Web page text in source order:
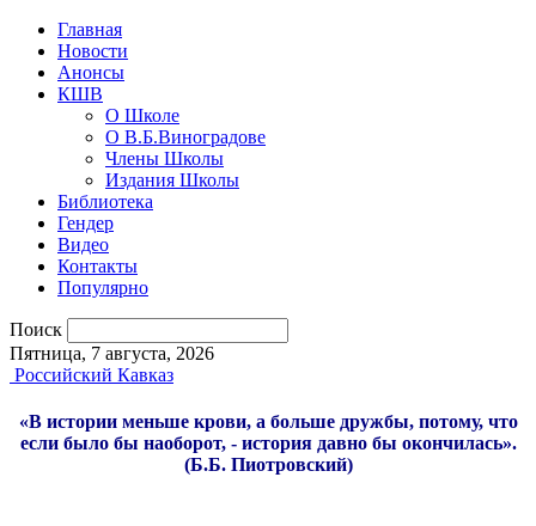
Главная
Новости
Анонсы
КШВ
О Школе
О В.Б.Виноградове
Члены Школы
Издания Школы
Библиотека
Гендер
Видео
Контакты
Популярно
Поиск
Пятница, 7 августа, 2026
Российский Кавказ
«В истории меньше крови, а больше дружбы, потому, что
если было бы наоборот, - история давно бы окончилась».
(Б.Б. Пиотровский)